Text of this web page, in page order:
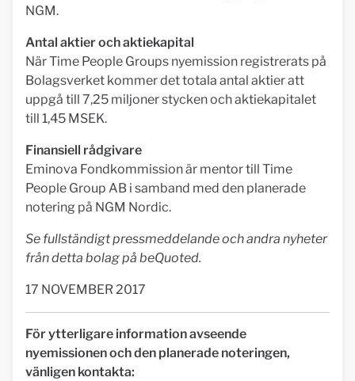
NGM.
Antal aktier och aktiekapital
När Time People Groups nyemission registrerats på
Bolagsverket kommer det totala antal aktier att
uppgå till 7,25 miljoner stycken och aktiekapitalet
till 1,45 MSEK.
Finansiell rådgivare
Eminova Fondkommission är mentor till Time
People Group AB i samband med den planerade
notering på NGM Nordic.
Se fullständigt pressmeddelande och andra nyheter
från detta bolag på beQuoted.
17 NOVEMBER 2017
För ytterligare information avseende
nyemissionen och den planerade noteringen,
vänligen kontakta: